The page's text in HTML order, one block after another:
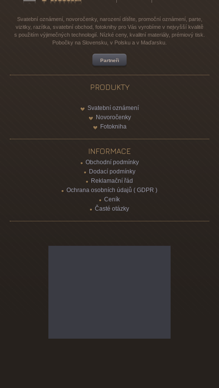
Svatební oznámení, novoročenky, narození dítěte, promoční oznámení, parte,
vizitky, razítka, svatební obchod, fotoknihy pro Vás vyrobíme v nejvyšší kvalitě
s použitím výjimečných technologií. Nízké ceny, kvalitní materiály, prémiový tisk.
Pobočky na Slovensku, v Polsku a v Maďarsku.
Partneři
PRODUKTY
Svatební oznámení
Novoročenky
Fotokniha
INFORMACE
Obchodní podmínky
Dodací podmínky
Reklamační řád
Ochrana osobních údajů ( GDPR )
Ceník
Časté otázky